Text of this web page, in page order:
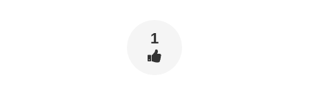
1